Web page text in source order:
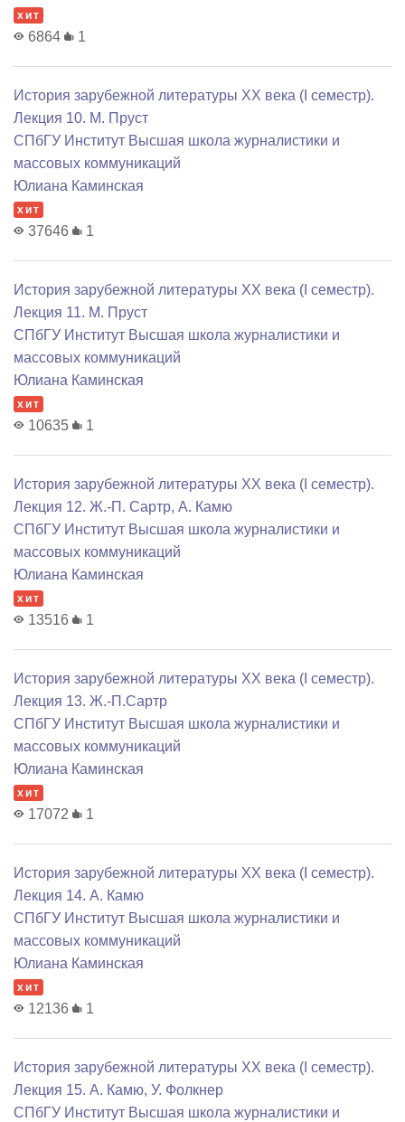
хит
6864 1
История зарубежной литературы XX века (I семестр).
Лекция 10. М. Пруст
СПбГУ Институт Высшая школа журналистики и
массовых коммуникаций
Юлиана Каминская
хит
37646 1
История зарубежной литературы XX века (I семестр).
Лекция 11. М. Пруст
СПбГУ Институт Высшая школа журналистики и
массовых коммуникаций
Юлиана Каминская
хит
10635 1
История зарубежной литературы XX века (I семестр).
Лекция 12. Ж.-П. Сартр, А. Камю
СПбГУ Институт Высшая школа журналистики и
массовых коммуникаций
Юлиана Каминская
хит
13516 1
История зарубежной литературы XX века (I семестр).
Лекция 13. Ж.-П.Сартр
СПбГУ Институт Высшая школа журналистики и
массовых коммуникаций
Юлиана Каминская
хит
17072 1
История зарубежной литературы XX века (I семестр).
Лекция 14. А. Камю
СПбГУ Институт Высшая школа журналистики и
массовых коммуникаций
Юлиана Каминская
хит
12136 1
История зарубежной литературы XX века (I семестр).
Лекция 15. А. Камю, У. Фолкнер
СПбГУ Институт Высшая школа журналистики и